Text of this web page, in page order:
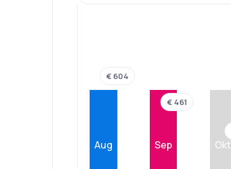
Aug
€ 604
Sep
€ 461
Okt